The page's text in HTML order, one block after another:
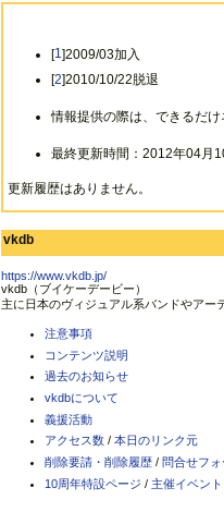
[1]2009/03加入
[2]2010/10/22脱退
情報提供の際は、できるだ
最終更新時間：2012年04月
更新履歴はありません。
vkdb
https://www.vkdb.jp/
vkdb（ブイケーデービー）
主に日本のヴィジュアル系バンドやアー
注意事項
コンテンツ説明
過去のお知らせ
vkdbについて
義援活動
アクセス数 / 本日のリンク元
削除要請・削除履歴 / 問合せフォ
10周年特設ページ / 主催イベント